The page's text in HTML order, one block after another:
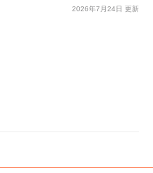
2026年7月24日 更新